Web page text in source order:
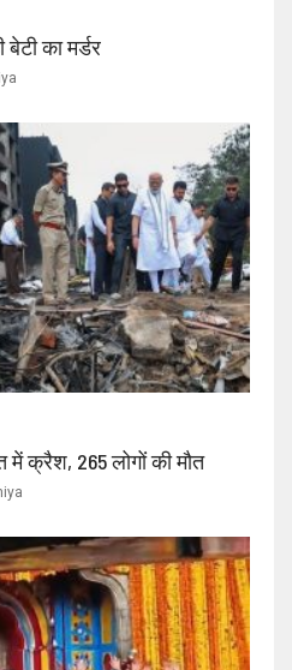
का मर्डर
में क्रैश, 265 लोगों की मौत